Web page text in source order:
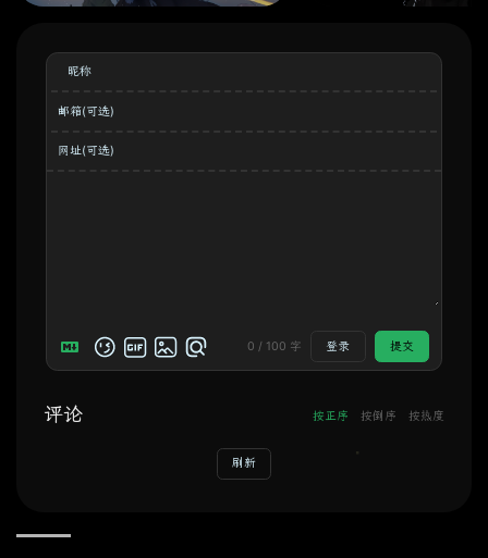
昵称
邮箱(可选)
网址(可选)
0 / 100 字 登录 提交
评论 按正序 按倒序 按热度
刷新